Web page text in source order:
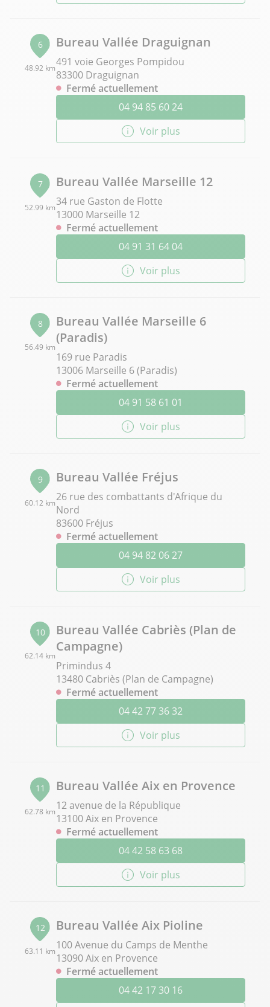
6
48.92 km
Bureau Vallée Draguignan
491 voie Georges Pompidou
83300 Draguignan
Fermé actuellement
04 94 85 60 24
Voir plus
7
52.99 km
Bureau Vallée Marseille 12
34 rue Gaston de Flotte
13000 Marseille 12
Fermé actuellement
04 91 31 64 04
Voir plus
8
56.49 km
Bureau Vallée Marseille 6
(Paradis)
169 rue Paradis
13006 Marseille 6 (Paradis)
Fermé actuellement
04 91 58 61 01
Voir plus
9
60.12 km
Bureau Vallée Fréjus
26 rue des combattants d'Afrique du
Nord
83600 Fréjus
Fermé actuellement
04 94 82 06 27
Voir plus
10
62.14 km
Bureau Vallée Cabriès (Plan de
Campagne)
Primindus 4
13480 Cabriès (Plan de Campagne)
Fermé actuellement
04 42 77 36 32
Voir plus
11
62.78 km
Bureau Vallée Aix en Provence
12 avenue de la République
13100 Aix en Provence
Fermé actuellement
04 42 58 63 68
Voir plus
12
63.11 km
Bureau Vallée Aix Pioline
100 Avenue du Camps de Menthe
13090 Aix en Provence
Fermé actuellement
04 42 17 30 16